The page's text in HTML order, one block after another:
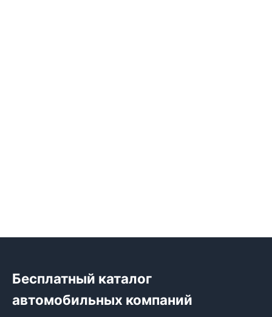
Бесплатный каталог
автомобильных компаний